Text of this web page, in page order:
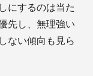
にするのは当た
先し、無理強い
ない傾向も見ら